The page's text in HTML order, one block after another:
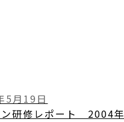
5月19日
ン研修レポート 2004年